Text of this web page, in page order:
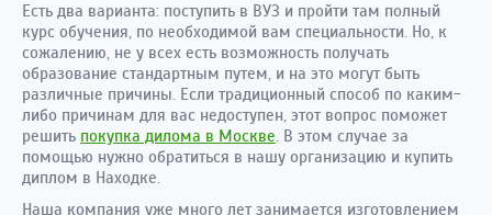
Есть два варианта: поступить в ВУЗ и пройти там полный
курс обучения, по необходимой вам специальности. Но, к
сожалению, не у всех есть возможность получать
образование стандартным путем, и на это могут быть
различные причины. Если традиционный способ по каким-
либо причинам для вас недоступен, этот вопрос поможет
решить покупка дилома в Москве. В этом случае за
помощью нужно обратиться в нашу организацию и купить
диплом в Находке.
Наша компания уже много лет занимается изготовлением